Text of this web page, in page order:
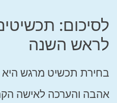
לסיכום:
לראש השנה
בחירת תכשיט מרגש
אהבה והערכה לאישה